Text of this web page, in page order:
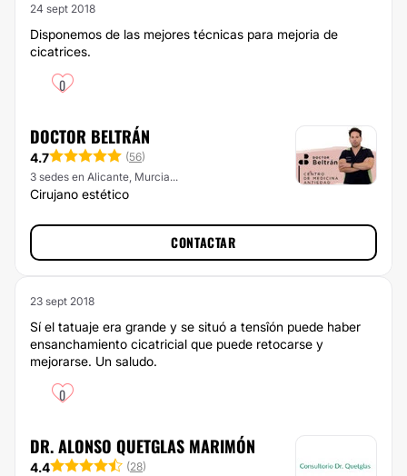
24 sept 2018
Disponemos de las mejores técnicas para mejoria de
cicatrices.
0
DOCTOR BELTRÁN
4.7 (56)
3 sedes en Alicante, Murcia...
Cirujano estético
CONTACTAR
23 sept 2018
Sí el tatuaje era grande y se situó a tensîón puede haber
ensanchamiento cicatricial que puede retocarse y
mejorarse. Un saludo.
0
DR. ALONSO QUETGLAS MARIMÓN
4.4 (28)